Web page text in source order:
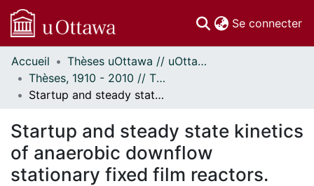
Se connecter
Communautés
et collections
Parcourir
À propos
Accueil
Thèses uOttawa // uOttawa Theses
Thèses, 1910 - 2010 // Theses, 1910 - 2010
Startup and steady state kinetics of anaerobic downflow stationary fixed film reactors.
Startup and steady state kinetics
of anaerobic downflow
stationary fixed film reactors.